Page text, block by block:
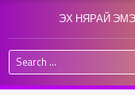
ЭХ НЯРАЙ
Search for: